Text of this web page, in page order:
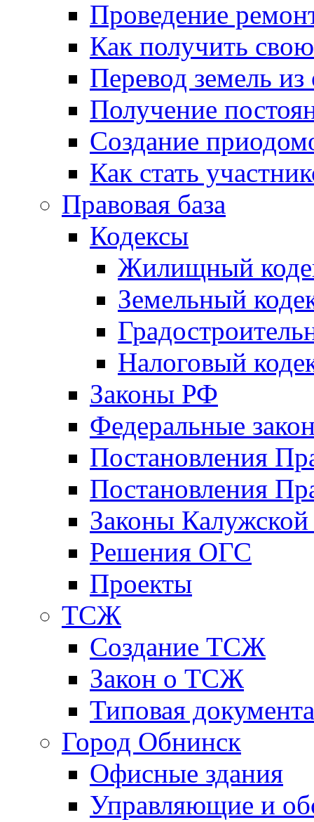
Проведение
Как получить
Перевод земель
Получение
Создание
Как стать
Правовая база
Кодексы
Жилищный
Земельный
Налоговый
Законы РФ
Федеральные
Постановления
Постановления
Законы Калужской
Решения ОГС
Проекты
ТСЖ
Создание ТСЖ
Закон о ТСЖ
Типовая
Город Обнинск
Офисные здания
Управляющие и